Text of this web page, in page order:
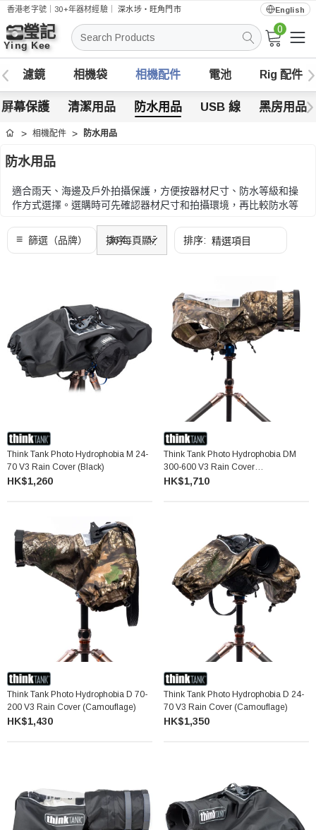
香港老字號｜30+年器材經驗｜深水埗・旺角門市 English
搜
索
0
濾鏡 相機袋 相機配件 電池 Rig 配件
屏幕保護 清潔用品 防水用品 USB 線 黑房用品
首頁 相機配件 防水用品
防水用品
適合雨天、海邊及戶外拍攝保護，方便按器材尺寸、防水等級和操
作方式選擇。選購時可先確認器材尺寸和拍攝環境，再比較防水等
選購時可先確認器材尺寸和拍攝環境，再比較防水等級、操作便利
度和密封方式。
Think Tank Photo Hydrophobia M 24-
70 V3 Rain Cover (Black)
HK$1,260
Think Tank Photo Hydrophobia DM
300-600 V3 Rain Cover
(Camouflage)
HK$1,710
Think Tank Photo Hydrophobia D 70-
200 V3 Rain Cover (Camouflage)
HK$1,430
Think Tank Photo Hydrophobia D 24-
70 V3 Rain Cover (Camouflage)
HK$1,350